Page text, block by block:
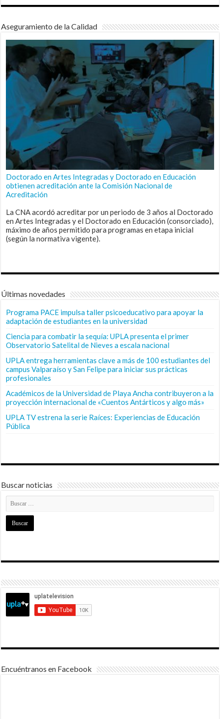
Aseguramiento de la Calidad
Doctorado en Artes Integradas y Doctorado en Educación
obtienen acreditación ante la Comisión Nacional de
Acreditación
La CNA acordó acreditar por un periodo de 3 años al Doctorado
en Artes Integradas y el Doctorado en Educación (consorciado),
máximo de años permitido para programas en etapa inicial
(según la normativa vigente).
Últimas novedades
Programa PACE impulsa taller psicoeducativo para apoyar la
adaptación de estudiantes en la universidad
Ciencia para combatir la sequía: UPLA presenta el primer
Observatorio Satelital de Nieves a escala nacional
UPLA entrega herramientas clave a más de 100 estudiantes del
campus Valparaíso y San Felipe para iniciar sus prácticas
profesionales
Académicos de la Universidad de Playa Ancha contribuyeron a la
proyección internacional de «Cuentos Antárticos y algo más»
UPLA TV estrena la serie Raíces: Experiencias de Educación
Pública
Buscar noticias
Encuéntranos en Facebook